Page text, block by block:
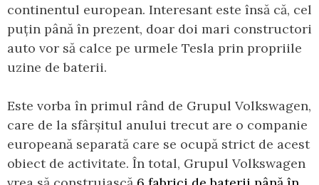
continentul european. Interesant este însă că, cel
puțin până în prezent, doar doi mari constructori
auto vor să calce pe urmele Tesla prin propriile
uzine de baterii.
Este vorba în primul rând de Grupul Volkswagen,
care de la sfârșitul anului trecut are o companie
europeană separată care se ocupă strict de acest
obiect de activitate. În total, Grupul Volkswagen